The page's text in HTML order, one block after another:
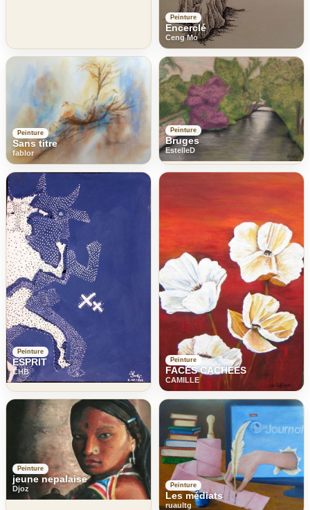
Peinture
Encerclé
Ceng Mo
Peinture
Sans titre
fablor
Peinture
Bruges
EstelleD
Peinture
ESPRIT
CHB
Peinture
FACES CACHEES
CAMILLE
Peinture
jeune nepalaise
Djoz Peinture
Les médiats
ruaultg